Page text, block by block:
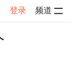
登录 频道